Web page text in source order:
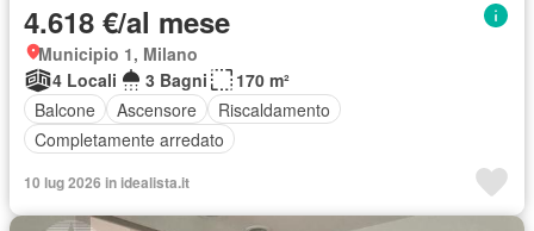
4.618 €/al mese
Municipio 1, Milano
4 Locali
3 Bagni
170 m²
Balcone
Ascensore
Riscaldamento
Completamente arredato
10 lug 2026 in idealista.it